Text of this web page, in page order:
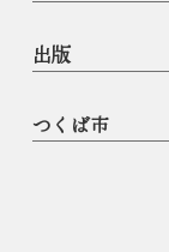
出版
つくば市